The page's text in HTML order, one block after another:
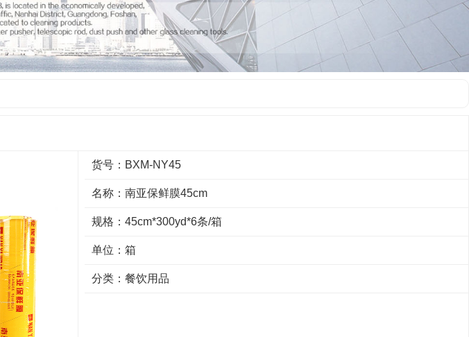
货号：BXM-NY45
名称：南亚保鲜膜45cm
规格：45cm*300yd*6条/箱
单位：箱
分类： 餐饮用品